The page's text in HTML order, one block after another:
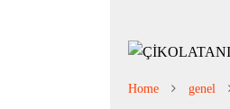
Home genel